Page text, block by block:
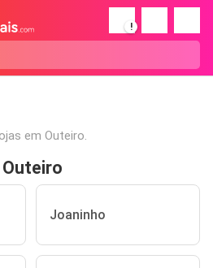
!
em Outeiro.
Joaninho